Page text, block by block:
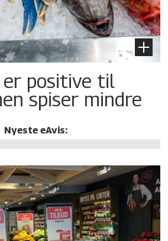
er positive til
spiser mindre
Nyeste eAvis: